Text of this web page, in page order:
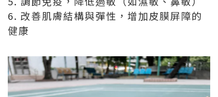
6. 改善肌膚結構與彈性，增加皮膜屏障的
健康